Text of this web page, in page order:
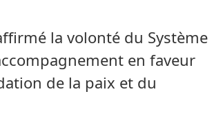
la volonté du Système
en faveur
de la paix et du